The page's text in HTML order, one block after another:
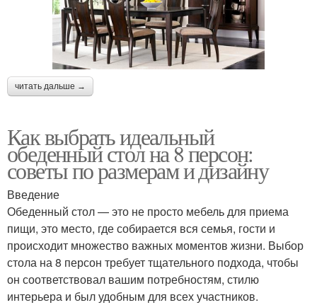
читать дальше →
Как выбрать идеальный
обеденный стол на 8 персон:
советы по размерам и дизайну
Введение
Обеденный стол — это не просто мебель для приема
пищи, это место, где собирается вся семья, гости и
происходит множество важных моментов жизни. Выбор
стола на 8 персон требует тщательного подхода, чтобы
он соответствовал вашим потребностям, стилю
интерьера и был удобным для всех участников.